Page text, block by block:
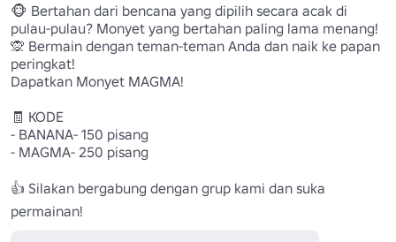
🐵 Bertahan dari bencana yang dipilih secara acak di
pulau-pulau? Monyet yang bertahan paling lama menang!
🙊 Bermain dengan teman-teman Anda dan naik ke papan
peringkat!
Dapatkan Monyet MAGMA!
🧾 KODE
- BANANA- 150 pisang
- MAGMA- 250 pisang
👍 Silakan bergabung dengan grup kami dan suka
permainan!